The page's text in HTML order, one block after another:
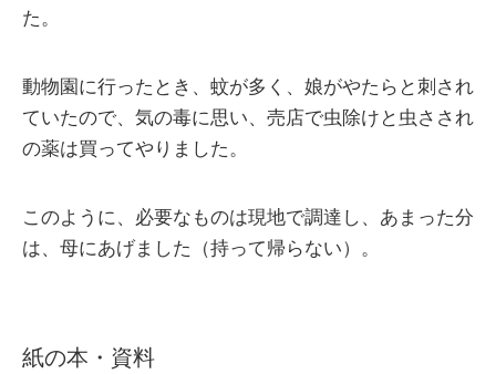
た。
動物園に行ったとき、蚊が多く、娘がやたらと刺され
ていたので、気の毒に思い、売店で虫除けと虫さされ
の薬は買ってやりました。
このように、必要なものは現地で調達し、あまった分
は、母にあげました（持って帰らない）。
紙の本・資料